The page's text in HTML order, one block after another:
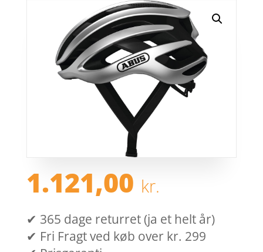
1.121,00 kr.
✔ 365 dage returret (ja et helt år)
✔ Fri Fragt ved køb over kr. 299